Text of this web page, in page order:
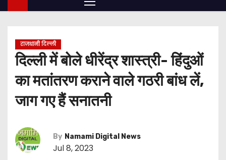
राजधानी दिल्ली
दिल्ली में बोले धीरेंद्र शास्त्री- हिंदुओं
का मतांतरण कराने वाले गठरी बांध लें,
जाग गए हैं सनातनी
By Namami Digital News
Jul 8, 2023